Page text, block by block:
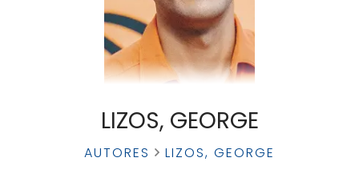
LIZOS, GEORGE
AUTORES
LIZOS, GEORGE